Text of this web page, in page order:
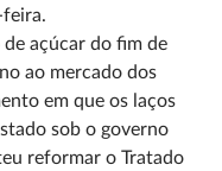
açúcar do fim de
ao mercado dos
em que os laços
sob o governo
reformar o Tratado